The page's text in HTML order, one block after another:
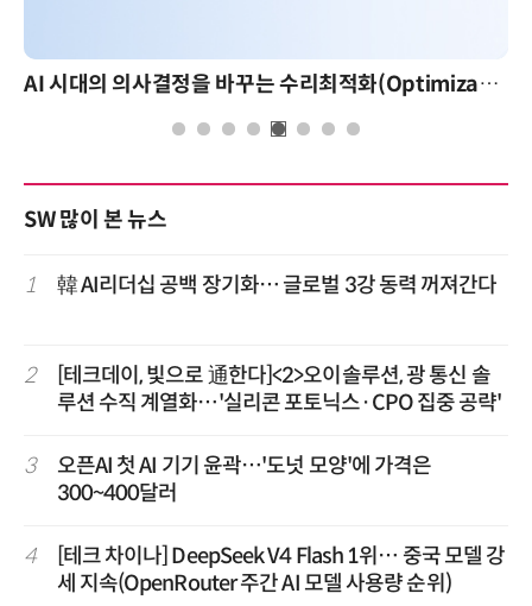
AI 시대의 의사결정을 바꾸는 수리최적화(Optimization): 실제 산업 적용 사례와 활용 전략
SW 많이 본 뉴스
1 韓 AI리더십 공백 장기화… 글로벌 3강 동력 꺼져간다
2
[테크데이, 빛으로 通한다]<2>오이솔루션, 광 통신 솔
루션 수직 계열화…'실리콘 포토닉스·CPO 집중 공략'
3
오픈AI 첫 AI 기기 윤곽…'도넛 모양'에 가격은
300~400달러
4
[테크 차이나] DeepSeek V4 Flash 1위… 중국 모델 강
세 지속(OpenRouter 주간 AI 모델 사용량 순위)